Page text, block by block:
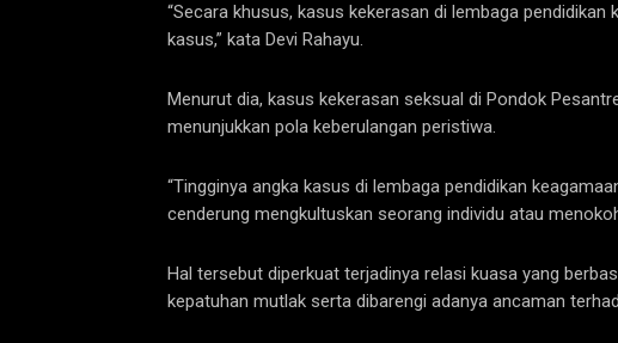
“Secara khusus, kasus kekerasan di lembaga
kasus,” kata Devi Rahayu.
Menurut dia, kasus kekerasan seksual di Pondok
menunjukkan pola keberulangan peristiwa.
“Tingginya angka kasus di lembaga pendidikan
cenderung mengkultuskan seorang individu atau
Hal tersebut diperkuat terjadinya relasi kuasa yang
kepatuhan mutlak serta dibarengi adanya ancaman